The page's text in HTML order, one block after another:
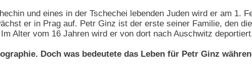
und eines in der Tschechei lebenden Juden wird er am 1.
er in Prag auf. Petr Ginz ist der erste seiner Familie, den
Alter vom 16 Jahren wird er von dort nach Auschwitz
Doch was bedeutete das Leben für Petr Ginz